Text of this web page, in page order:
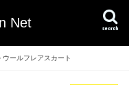
Net search
ウールフレアスカート